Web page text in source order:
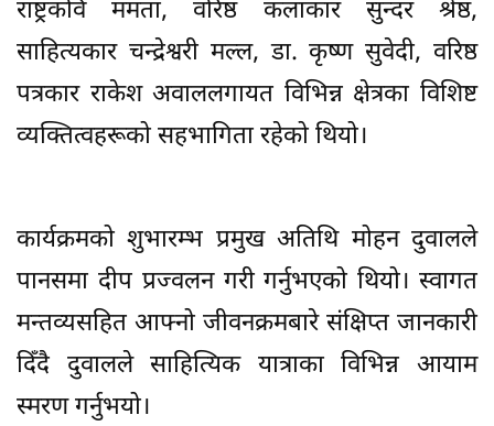
राष्ट्रकवि ममता, वरिष्ठ कलाकार सुन्दर श्रेष्ठ,
साहित्यकार चन्द्रेश्वरी मल्ल, डा. कृष्ण सुवेदी, वरिष्ठ
पत्रकार राकेश अवाललगायत विभिन्न क्षेत्रका विशिष्ट
व्यक्तित्वहरूको सहभागिता रहेको थियो।
कार्यक्रमको शुभारम्भ प्रमुख अतिथि मोहन दुवालले
पानसमा दीप प्रज्वलन गरी गर्नुभएको थियो। स्वागत
मन्तव्यसहित आफ्नो जीवनक्रमबारे संक्षिप्त जानकारी
दिँदै दुवालले साहित्यिक यात्राका विभिन्न आयाम
स्मरण गर्नुभयो।